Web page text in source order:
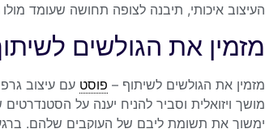
העיצוב איכותי, תיבנה לצופה תחושה שעומד
מזמין את הגולשים
מזמין את הגולשים לשיתוף – פוסט עם עיצוב
מושך ויזואלית וסביר להניח יענה על
ימשוך את תשומת ליבם של העוקבים שלהם.